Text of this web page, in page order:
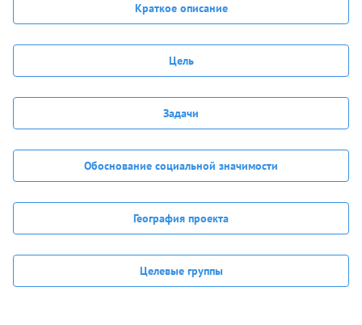
Краткое описание
Цель
Задачи
Обоснование социальной значимости
География проекта
Целевые группы